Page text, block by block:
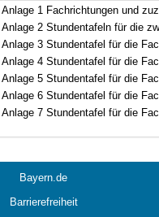
Anlage 1 Fachrichtungen und zuzuerkennende
Bereich erweitern
Anlage 2 Stundentafeln für die zweijährigen
Anlage 3 Stundentafel für die Fachschule für Heilerziehungspflege
Anlage 4 Stundentafel für die Fachschule für Heilerziehungspflege
Anlage 5 Stundentafel für die Fachschule für
Anlage 6 Stundentafel für die Fachschule für Familienpflege
Anlage 7 Stundentafel für die Fachschule für Familienpflege
Bayern.de
Barrierefreiheit